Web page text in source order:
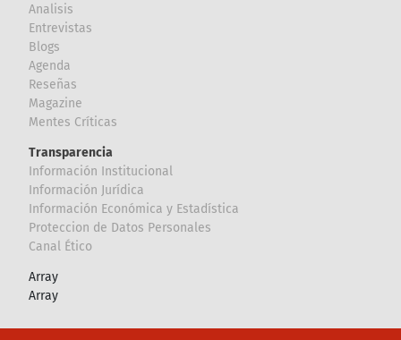
Analisis
Entrevistas
Blogs
Agenda
Reseñas
Magazine
Mentes Críticas
Transparencia
Información Institucional
Información Jurídica
Información Económica y Estadística
Proteccion de Datos Personales
Canal Ético
Array
Array